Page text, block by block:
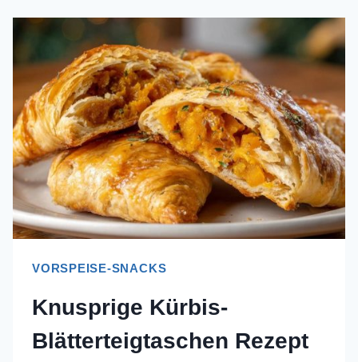
VORSPEISE-SNACKS
Knusprige Kürbis-
Blätterteigtaschen Rezept